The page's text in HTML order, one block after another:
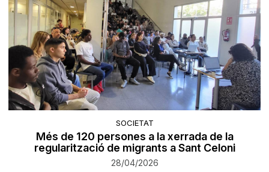
SOCIETAT
Més de 120 persones a la xerrada de la
regularització de migrants a Sant Celoni
28/04/2026